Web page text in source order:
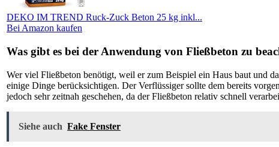
DEKO IM TREND Ruck-Zuck Beton 25 kg inkl...
Bei Amazon kaufen
Was gibt es bei der Anwendung von Fließbeton zu
Wer viel Fließbeton benötigt, weil er zum Beispiel ein Haus baut und
einige Dinge berücksichtigen. Der Verflüssiger sollte dem bereits
jedoch sehr zeitnah geschehen, da der Fließbeton relativ schnell
Siehe auch Fake Fenster